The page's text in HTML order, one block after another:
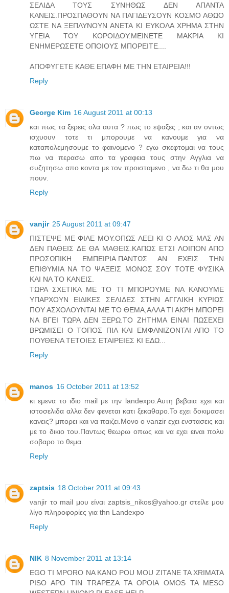
ΣΕΛΙΔΑ ΤΟΥΣ ΣΥΝΗΘΩΣ ΔΕΝ ΑΠΑΝΤΑ
ΚΑΝΕΙΣ.ΠΡΟΣΠΑΘΟΥΝ ΝΑ ΠΑΓΙΔΕΥΣΟΥΝ ΚΟΣΜΟ ΑΘΩΟ
ΩΣΤΕ ΝΑ ΞΕΠΛΥΝΟΥΝ ΑΝΕΤΑ ΚΙ ΕΥΚΟΛΑ ΧΡΗΜΑ ΣΤΗΝ
ΥΓΕΙΑ ΤΟΥ ΚΟΡΟΙΔΟΥ.ΜΕΙΝΕΤΕ ΜΑΚΡΙΑ ΚΙ
ΕΝΗΜΕΡΩΣΕΤΕ ΟΠΟΙΟΥΣ ΜΠΟΡΕΙΤΕ....
ΑΠΟΦΥΓΕΤΕ ΚΑΘΕ ΕΠΑΦΗ ΜΕ ΤΗΝ ΕΤΑΙΡΕΙΑ!!!
Reply
George Kim 16 August 2011 at 00:13
και πως τα ξερεις ολα αυτα ? πως το εψαξες ; και αν οντως
ισχυουν τοτε τι μπορουμε να κανουμε για να
καταπολεμησουμε το φαινομενο ? εγω σκεφτομαι να τους
πω να περασω απο τα γραφεια τους στην Αγγλια να
συζητησω απο κοντα με τον προισταμενο , να δω τι θα μου
πουν.
Reply
vanjir 25 August 2011 at 09:47
ΠΙΣΤΕΨΕ ΜΕ ΦΙΛΕ ΜΟΥ.ΟΠΩΣ ΛΕΕΙ ΚΙ Ο ΛΑΟΣ ΜΑΣ ΑΝ
ΔΕΝ ΠΑΘΕΙΣ ΔΕ ΘΑ ΜΑΘΕΙΣ.ΚΑΠΩΣ ΕΤΣΙ ΛΟΙΠΟΝ ΑΠΟ
ΠΡΟΣΩΠΙΚΗ ΕΜΠΕΙΡΙΑ.ΠΑΝΤΩΣ ΑΝ ΕΧΕΙΣ ΤΗΝ
ΕΠΙΘΥΜΙΑ ΝΑ ΤΟ ΨΑΞΕΙΣ ΜΟΝΟΣ ΣΟΥ ΤΟΤΕ ΦΥΣΙΚΑ
ΚΑΙ ΝΑ ΤΟ ΚΑΝΕΙΣ.
ΤΩΡΑ ΣΧΕΤΙΚΑ ΜΕ ΤΟ ΤΙ ΜΠΟΡΟΥΜΕ ΝΑ ΚΑΝΟΥΜΕ
ΥΠΑΡΧΟΥΝ ΕΙΔΙΚΕΣ ΣΕΛΙΔΕΣ ΣΤΗΝ ΑΓΓΛΙΚΗ ΚΥΡΙΩΣ
ΠΟΥ ΑΣΧΟΛΟΥΝΤΑΙ ΜΕ ΤΟ ΘΕΜΑ,ΑΛΛΑ ΤΙ ΑΚΡΗ ΜΠΟΡΕΙ
ΝΑ ΒΓΕΙ ΤΩΡΑ ΔΕΝ ΞΕΡΩ.ΤΟ ΖΗΤΗΜΑ ΕΙΝΑΙ ΠΩΣΕΧΕΙ
ΒΡΩΜΙΣΕΙ Ο ΤΟΠΟΣ ΠΙΑ ΚΑΙ ΕΜΦΑΝΙΖΟΝΤΑΙ ΑΠΟ ΤΟ
ΠΟΥΘΕΝΑ ΤΕΤΟΙΕΣ ΕΤΑΙΡΕΙΕΣ ΚΙ ΕΔΩ...
Reply
manos 16 October 2011 at 13:52
κι εμενα το ιδιο mail με την landexpo.Αυτη βεβαια εχει και
ιστοσελιδα αλλα δεν φενεται κατι ξεκαθαρο.Το εχει δοκιμασει
κανεις? μπορει και να παιζει.Μονο ο vanzir εχει ενστασεις και
με το δικιο του.Παντως θεωρω οπως και να εχει ειναι πολυ
σοβαρο το θεμα.
Reply
zaptsis 18 October 2011 at 09:43
vanjir το mail μου είναι zaptsis_nikos@yahoo.gr στείλε μου
λίγο πληροφορίες για thn Landexpo
Reply
NIK 8 November 2011 at 13:14
EGO TI MPORO NA KANO POU MOU ZITANE TA XRIMATA
PISO APO TIN TRAPEZA TA OPOIA OMOS TA MESO